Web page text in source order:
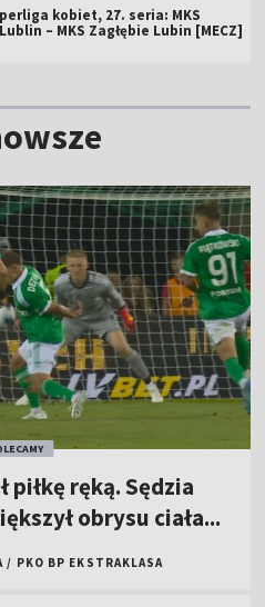
kobiet, 27. seria: MKS
– MKS Zagłębie Lubin [MECZ]
piłkę ręką. Sędzia
obrysu ciała...
/ PKO BP EKSTRAKLASA